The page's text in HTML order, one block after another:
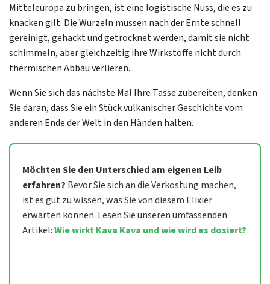
Mitteleuropa zu bringen, ist eine logistische Nuss, die es zu
knacken gilt. Die Wurzeln müssen nach der Ernte schnell
gereinigt, gehackt und getrocknet werden, damit sie nicht
schimmeln, aber gleichzeitig ihre Wirkstoffe nicht durch
thermischen Abbau verlieren.
Wenn Sie sich das nächste Mal Ihre Tasse zubereiten, denken
Sie daran, dass Sie ein Stück vulkanischer Geschichte vom
anderen Ende der Welt in den Händen halten.
Möchten Sie den Unterschied am eigenen Leib
erfahren? Bevor Sie sich an die Verkostung machen,
ist es gut zu wissen, was Sie von diesem Elixier
erwarten können. Lesen Sie unseren umfassenden
Artikel:Wie wirkt Kava Kava und wie wird es dosiert?